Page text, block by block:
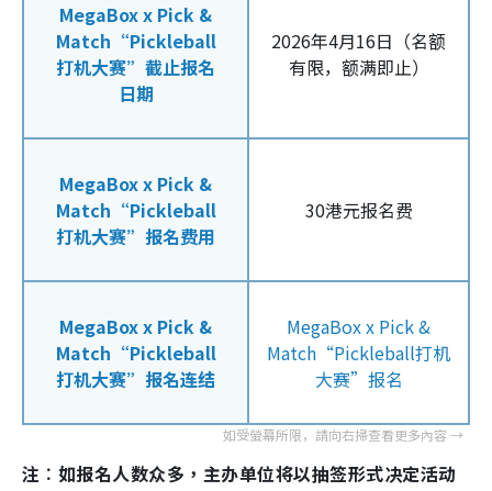
MegaBox x Pick &
Match“Pickleball
打机大赛”截止报名
日期
2026年4月16日（名额
有限，额满即止）
MegaBox x Pick &
Match“Pickleball
打机大赛”报名费用
30港元报名费
MegaBox x Pick &
Match“Pickleball
打机大赛”报名连结
MegaBox x Pick &
Match“Pickleball打机
大赛”报名
注︰如报名人数众多，主办单位将以抽签形式决定活动